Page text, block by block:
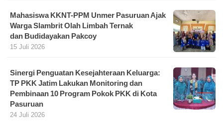
Mahasiswa KKNT-PPM Unmer Pasuruan Ajak
Warga Slambrit Olah Limbah Ternak
dan Budidayakan Pakcoy
15 Juli 2026
Sinergi Penguatan Kesejahteraan Keluarga:
TP PKK Jatim Lakukan Monitoring dan
Pembinaan 10 Program Pokok PKK di Kota
Pasuruan
24 Juli 2026